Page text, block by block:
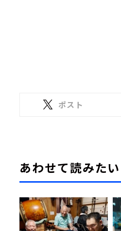
ポスト
あわせて読みたい